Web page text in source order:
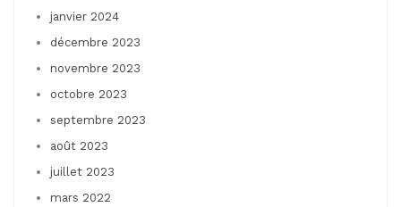
janvier 2024
décembre 2023
novembre 2023
octobre 2023
septembre 2023
août 2023
juillet 2023
mars 2022